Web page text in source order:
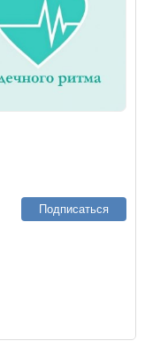
Подписаться